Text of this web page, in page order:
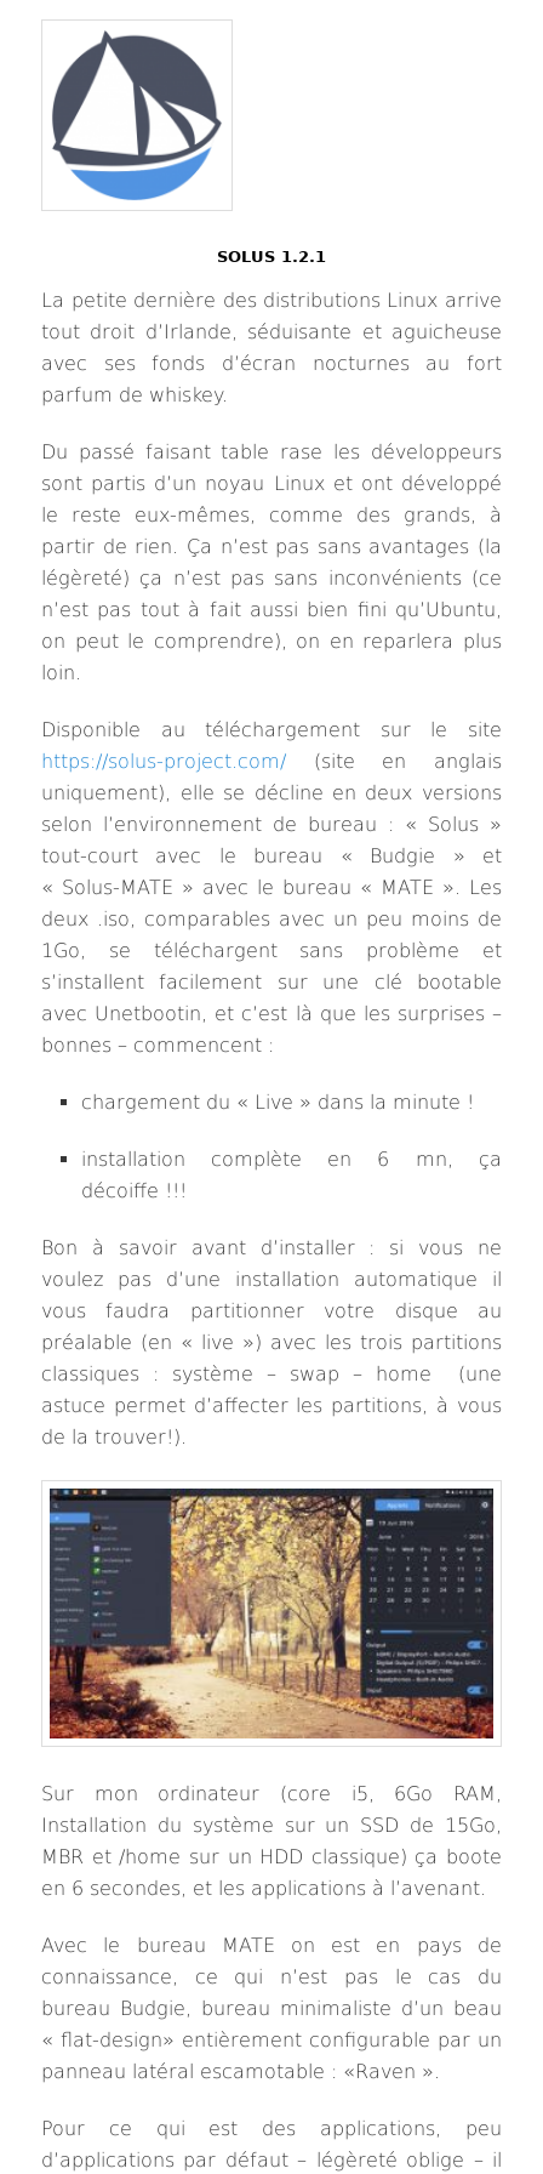
SOLUS 1.2.1
La petite dernière des distributions Linux arrive
tout droit d’Irlande, séduisante et aguicheuse
avec ses fonds d’écran nocturnes au fort
parfum de whiskey.
Du passé faisant table rase les développeurs
sont partis d’un noyau Linux et ont développé
le reste eux-mêmes, comme des grands, à
partir de rien. Ça n’est pas sans avantages (la
légèreté) ça n’est pas sans inconvénients (ce
n’est pas tout à fait aussi bien fini qu’Ubuntu,
on peut le comprendre), on en reparlera plus
loin.
Disponible au téléchargement sur le site
https://solus-project.com/ (site en anglais
uniquement), elle se décline en deux versions
selon l’environnement de bureau : « Solus »
tout-court avec le bureau « Budgie » et
« Solus-MATE » avec le bureau « MATE ». Les
deux .iso, comparables avec un peu moins de
1Go, se téléchargent sans problème et
s’installent facilement sur une clé bootable
avec Unetbootin, et c’est là que les surprises –
bonnes – commencent :
chargement du « Live » dans la minute !
installation complète en 6 mn, ça
décoiffe !!!
Bon à savoir avant d’installer : si vous ne
voulez pas d’une installation automatique il
vous faudra partitionner votre disque au
préalable (en « live ») avec les trois partitions
classiques : système – swap – home (une
astuce permet d’affecter les partitions, à vous
de la trouver!).
Sur mon ordinateur (core i5, 6Go RAM,
Installation du système sur un SSD de 15Go,
MBR et /home sur un HDD classique) ça boote
en 6 secondes, et les applications à l’avenant.
Avec le bureau MATE on est en pays de
connaissance, ce qui n’est pas le cas du
bureau Budgie, bureau minimaliste d’un beau
« flat-design» entièrement configurable par un
panneau latéral escamotable : «Raven ».
Pour ce qui est des applications, peu
d’applications par défaut – légèreté oblige – il